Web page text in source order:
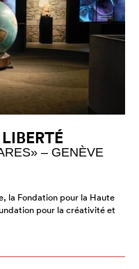
– GENÈVE
la Fondation pour la Haute
pour la créativité et